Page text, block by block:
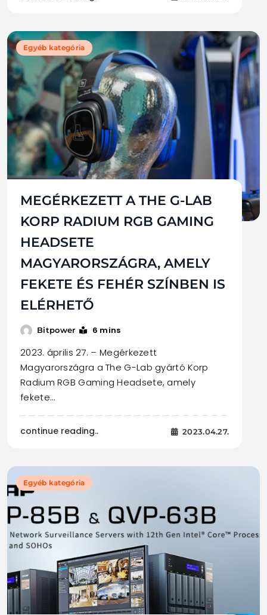
Egyéb kategória
MEGÉRKEZETT A THE G-LAB
KORP RADIUM RGB GAMING
HEADSETE
MAGYARORSZÁGRA, AMELY
FEKETE ÉS FEHÉR SZÍNBEN IS
ELÉRHETŐ
Bitpower 6 mins
2023. április 27. – Megérkezett
Magyarországra a The G-Lab gyártó Korp
Radium RGB Gaming Headsete, amely
fekete…
continue reading.. 2023.04.27.
Egyéb kategória